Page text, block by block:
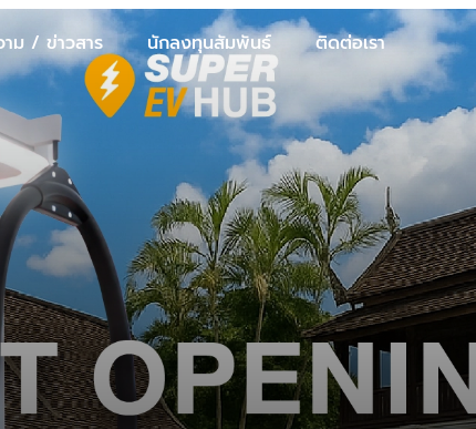
ม / ข่าวสาร นักลงทุนสัมพันธ์ ติดต่อเรา